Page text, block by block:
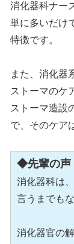
消化器科ナー
単に多いだけ
特徴です。
また、消化器
ストーマのケ
ストーマ造設
で、そのケア
◆先輩の声
消化器科は
言うまでも
消化器官の